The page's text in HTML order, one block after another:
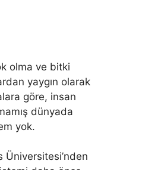
olma ve bitki
yaygın olarak
göre, insan
dünyada
yok.
Üniversitesi’nden